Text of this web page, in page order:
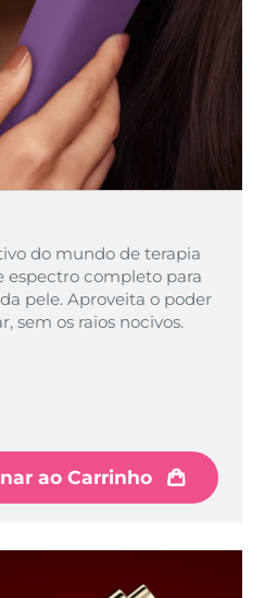
do mundo de terapia
espectro completo para
pele. Aproveita o poder
sem os raios nocivos.
ao Carrinho